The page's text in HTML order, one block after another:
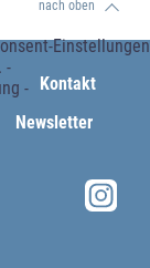
Einstellungen
-
-
nach oben
Kontakt
Newsletter